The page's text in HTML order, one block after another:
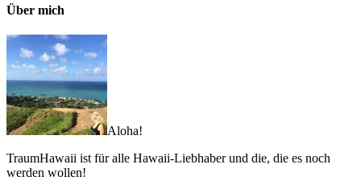
Über mich
Aloha!
TraumHawaii ist für alle Hawaii-Liebhaber und die, die es noch
werden wollen!